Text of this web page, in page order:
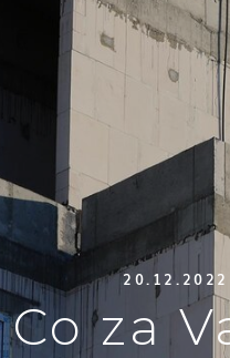
20.12.2022
Co za